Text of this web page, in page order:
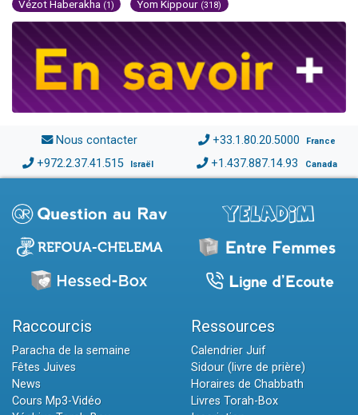
Vézot Haberakha (1) Yom Kippour (318)
Nous contacter +33.1.80.20.5000 France
+972.2.37.41.515 Israël +1.437.887.14.93 Canada
Raccourcis
Paracha de la semaine
Fêtes Juives
News
Cours Mp3-Vidéo
Ressources
Calendrier Juif
Sidour (livre de prière)
Horaires de Chabbath
Livres Torah-Box